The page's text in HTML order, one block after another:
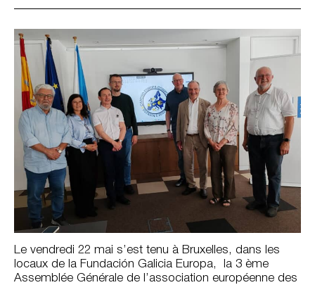
Le vendredi 22 mai s’est tenu à Bruxelles, dans les
locaux de la Fundación Galicia Europa, la 3 ème
Assemblée Générale de l’association européenne des